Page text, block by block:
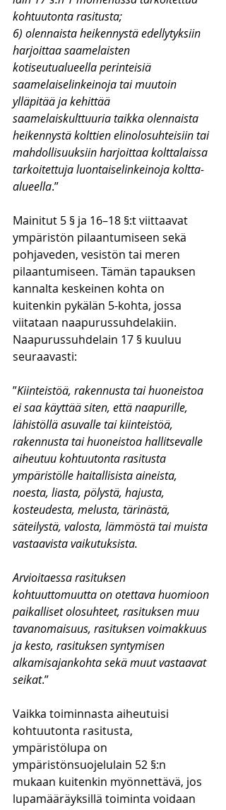
kohtuutonta rasitusta;
6) olennaista heikennystä edellytyksiin
harjoittaa saamelaisten
kotiseutualueella perinteisiä
saamelaiselinkeinoja tai muutoin
ylläpitää ja kehittää
saamelaiskulttuuria taikka olennaista
heikennystä kolttien elinolosuhteisiin tai
mahdollisuuksiin harjoittaa kolttalaissa
tarkoitettuja luontaiselinkeinoja koltta-
alueella.”
Mainitut 5 § ja 16–18 §:t viittaavat
ympäristön pilaantumiseen sekä
pohjaveden, vesistön tai meren
pilaantumiseen. Tämän tapauksen
kannalta keskeinen kohta on
kuitenkin pykälän 5-kohta, jossa
viitataan naapurussuhdelakiin.
Naapurussuhdelain 17 § kuuluu
seuraavasti:
”Kiinteistöä, rakennusta tai huoneistoa
ei saa käyttää siten, että naapurille,
lähistöllä asuvalle tai kiinteistöä,
rakennusta tai huoneistoa hallitsevalle
aiheutuu kohtuutonta rasitusta
ympäristölle haitallisista aineista,
noesta, liasta, pölystä, hajusta,
kosteudesta, melusta, tärinästä,
säteilystä, valosta, lämmöstä tai muista
vastaavista vaikutuksista.
Arvioitaessa rasituksen
kohtuuttomuutta on otettava huomioon
paikalliset olosuhteet, rasituksen muu
tavanomaisuus, rasituksen voimakkuus
ja kesto, rasituksen syntymisen
alkamisajankohta sekä muut vastaavat
seikat.”
Vaikka toiminnasta aiheutuisi
kohtuutonta rasitusta,
ympäristölupa on
ympäristönsuojelulain 52 §:n
mukaan kuitenkin myönnettävä, jos
lupamääräyksillä toiminta voidaan